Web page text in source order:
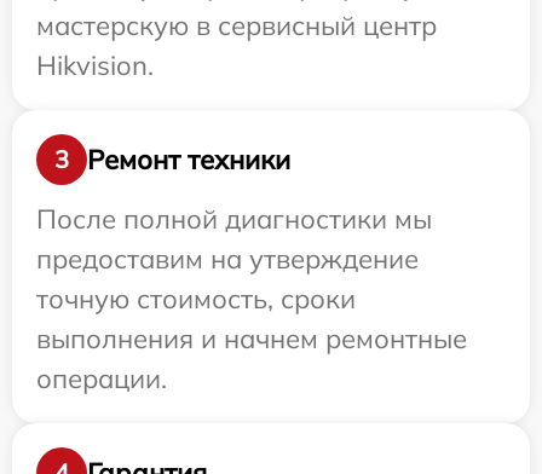
мастерскую в сервисный центр
Hikvision.
3
Ремонт техники
После полной диагностики мы
предоставим на утверждение
точную стоимость, сроки
выполнения и начнем ремонтные
операции.